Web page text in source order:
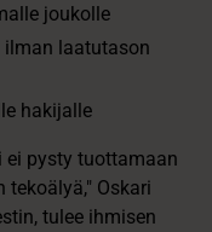
joukolle
laatutason
hakijalle
pysty tuottamaan
Oskari
tulee ihmisen